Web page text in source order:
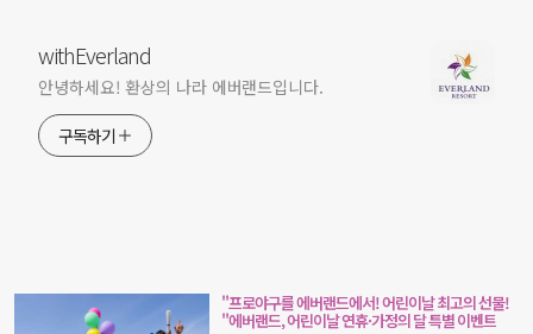
withEverland
안녕하세요! 환상의 나라 에버랜드입니다.
구독하기
"프로야구를 에버랜드에서! 어린이날 최고의 선물!
"에버랜드, 어린이날 연휴·가정의 달 특별 이벤트